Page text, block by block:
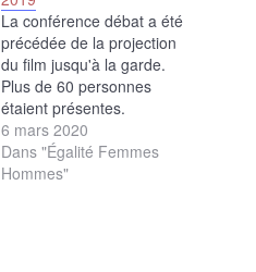
La conférence débat a été
précédée de la projection
du film jusqu'à la garde.
Plus de 60 personnes
étaient présentes.
Retrouver la synthèse de
l'événement
6 mars 2020
Dans "Égalité Femmes
Hommes"